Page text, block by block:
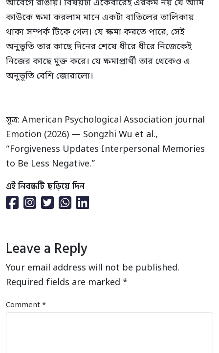
আবেগে রাঙায়। বিষয়টা একেবারেই এরকম নয় যে আমি
কাউকে ক্ষমা করলাম মানে একটা বাতিলের তালিকায়
থাকা সম্পর্ক টিকে গেল। যে ক্ষমা করতে পারে, সেই
অনুভূতি তার কাছে দিনের শেষে ধীরে ধীরে নিজেকেই
নিজের কাছে মুক্ত করে। যে ক্ষমাপ্রার্থী তার থেকেও এ
অনুভূতি বেশি জোরালো।
সূত্র: American Psychological Association journal
Emotion (2026) — Songzhi Wu et al.,
“Forgiveness Updates Interpersonal Memories
to Be Less Negative.”
এই নিবন্ধটি ছড়িয়ে দিন
Leave a Reply
Your email address will not be published.
Required fields are marked *
Comment *